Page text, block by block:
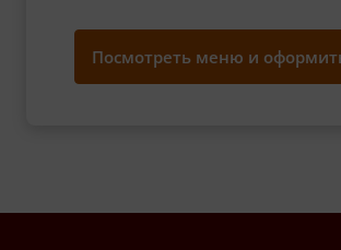
Посмотреть меню и